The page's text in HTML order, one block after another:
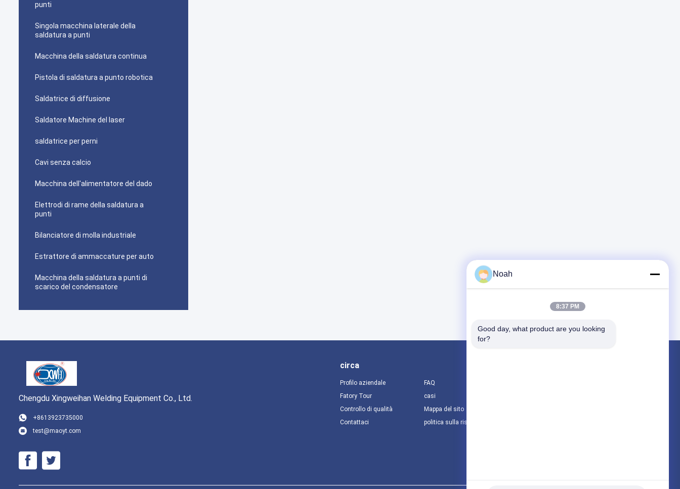
punti
Singola macchina laterale della
saldatura a punti
Macchina della saldatura continua
Pistola di saldatura a punto robotica
Saldatrice di diffusione
Saldatore Machine del laser
saldatrice per perni
Cavi senza calcio
Macchina dell'alimentatore del dado
Elettrodi di rame della saldatura a
punti
Bilanciatore di molla industriale
Estrattore di ammaccature per auto
Macchina della saldatura a punti di
scarico del condensatore
Chengdu Xingweihan Welding Equipment Co., Ltd.
+8613923735000
test@maoyt.com
circa
Profilo aziendale
Fatory Tour
Controllo di qualità
Contattaci
FAQ
casi
Mappa del sito
politica sulla riservatezza
Noah
8:37 PM
Good day, what product are you looking
for?